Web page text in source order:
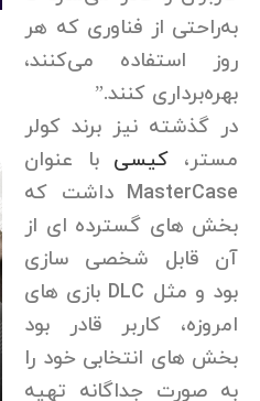
به‌راحتی از فناوری که هر
روز استفاده می‌کنند،
بهره‌برداری کنند.”
در گذشته نیز برند کولر
مستر، کیسی با عنوان
MasterCase داشت که
بخش های گسترده ای از
آن قابل شخصی سازی
بود و مثل DLC بازی های
امروزه، کاربر قادر بود
بخش های انتخابی خود را
به صورت جداگانه تهیه